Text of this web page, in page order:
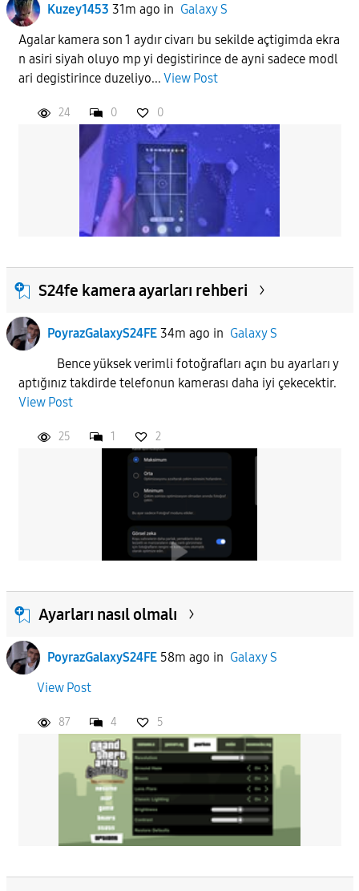
To
Kuzey1453 31m ago in Galaxy S
Agalar kamera son 1 aydır civarı bu sekilde açtigimda ekra
n asiri siyah oluyo mp yi degistirince de ayni sadece modl
ari degistirince duzeliyo... View Post
24 0 0
S24fe kamera ayarları rehberi
PoyrazGalaxyS24FE 34m ago in Galaxy S
Bence yüksek verimli fotoğrafları açın bu ayarları y
aptığınız takdirde telefonun kamerası daha iyi çekecektir.
View Post
25 1 2
Ayarları nasıl olmalı
PoyrazGalaxyS24FE 58m ago in Galaxy S
View Post
87 4 5